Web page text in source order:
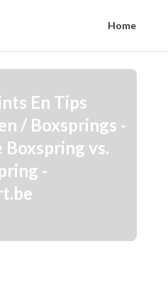
Home
En Tips
/ Boxsprings -
Boxspring vs.
-